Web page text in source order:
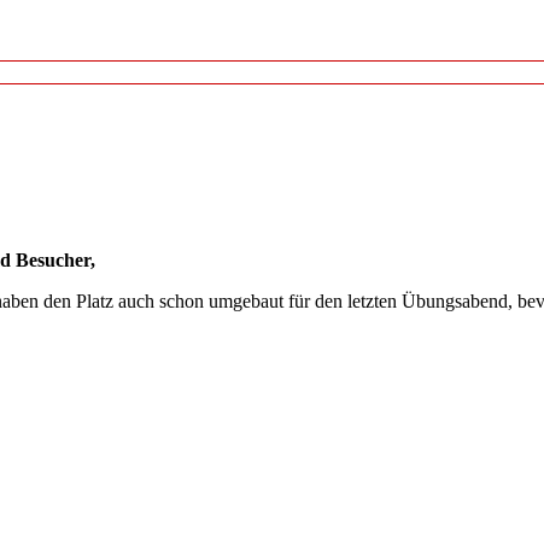
Besucher,
den Platz auch schon umgebaut für den letzten Übungsabend,